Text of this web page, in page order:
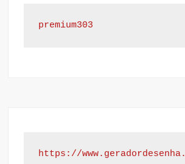
premium303
https://